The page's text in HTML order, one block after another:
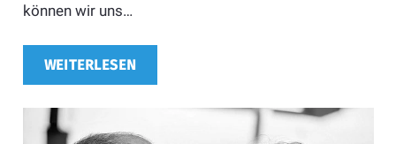
können wir uns…
WEITERLESEN